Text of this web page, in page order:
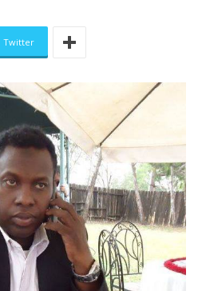
Twitter